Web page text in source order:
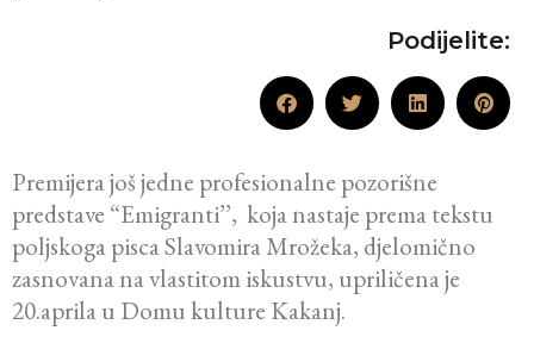
Podijelite:
Premijera još jedne profesionalne pozorišne
predstave “Emigranti’’, koja nastaje prema tekstu
poljskoga pisca Slavomira Mrožeka, djelomično
zasnovana na vlastitom iskustvu, upriličena je
20.aprila u Domu kulture Kakanj.